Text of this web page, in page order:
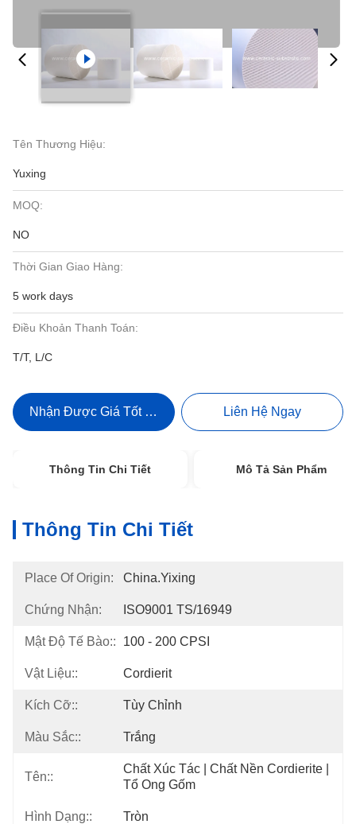
Tên Thương Hiệu:
Yuxing
MOQ:
NO
Thời Gian Giao Hàng:
5 work days
Điều Khoản Thanh Toán:
T/T, L/C
Nhận Được Giá Tốt Nhất Liên Hệ Ngay
Thông Tin Chi Tiết Mô Tả Sản Phẩm
Thông Tin Chi Tiết
Place Of Origin: China.Yixing
Chứng Nhận: ISO9001 TS/16949
Mật Độ Tế Bào:: 100 - 200 CPSI
Vật Liệu:: Cordierit
Kích Cỡ:: Tùy Chỉnh
Màu Sắc:: Trắng
Tên::
Chất Xúc Tác | Chất Nền Cordierite |
Tổ Ong Gốm
Hình Dạng:: Tròn